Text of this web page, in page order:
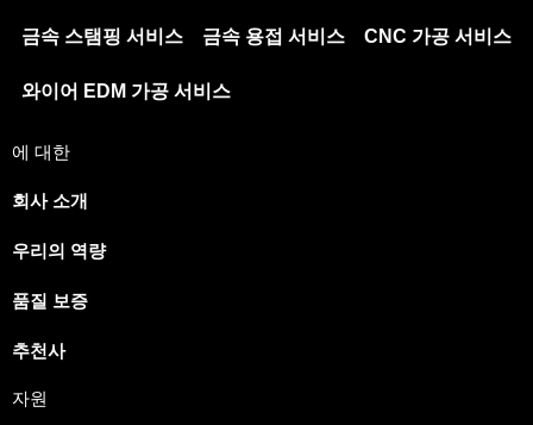
금속 스탬핑 서비스 금속 용접 서비스 CNC 가공 서비스
와이어 EDM 가공 서비스
에 대한
회사 소개
우리의 역량
품질 보증
추천사
자원